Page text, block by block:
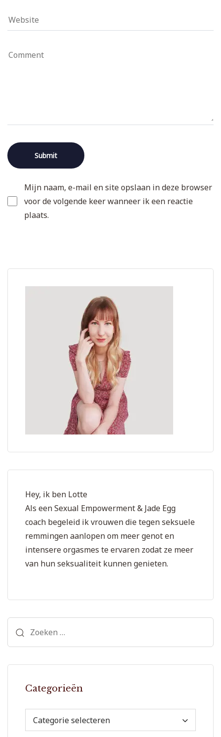
Mijn naam, e-mail en site opslaan in deze browser
voor de volgende keer wanneer ik een reactie
plaats.
Hey, ik ben Lotte
Als een Sexual Empowerment & Jade Egg
coach begeleid ik vrouwen die tegen seksuele
remmingen aanlopen om meer genot en
intensere orgasmes te ervaren zodat ze meer
van hun seksualiteit kunnen genieten.
naar:
Categorieën
Categorie selecteren